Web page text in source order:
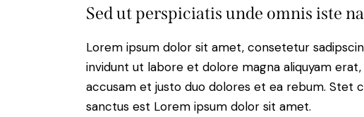
Sed ut perspiciatis unde omnis iste
Lorem ipsum dolor sit amet, consetetur
invidunt ut labore et dolore magna aliquyam
accusam et justo duo dolores et ea rebum. Stet
sanctus est Lorem ipsum dolor sit amet.